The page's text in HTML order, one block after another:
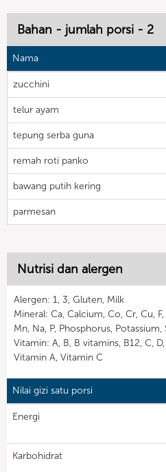
Bahan - jumlah porsi - 2
Nama
zucchini
telur ayam
tepung serba guna
remah roti panko
bawang putih kering
parmesan
Nutrisi dan alergen
Alergen: 1, 3, Gluten, Milk
Mineral: Ca, Calcium, Co, Cr, Cu,
Mn, Na, P, Phosphorus, Potassium,
Vitamin: A, B, B vitamins, B12, C,
Vitamin A, Vitamin C
Nilai gizi satu porsi
Energi
Karbohidrat